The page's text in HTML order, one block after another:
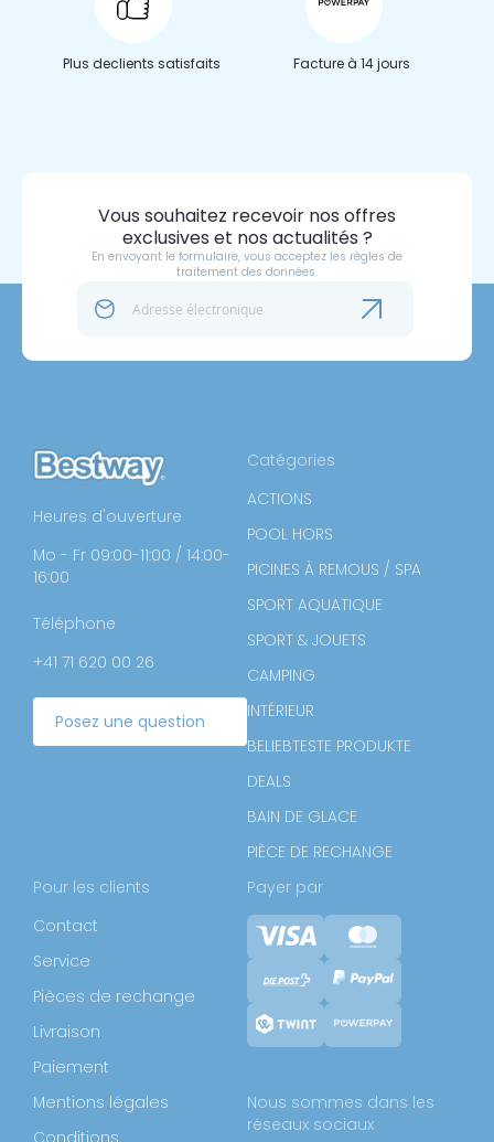
Plus declients satisfaits Facture à 14 jours
Vous souhaitez recevoir nos offres
exclusives et nos actualités ?
En envoyant le formulaire, vous acceptez les règles de
traitement des données.
Heures d'ouverture
Mo - Fr 09:00-11:00 / 14:00-
16:00
Téléphone
+41 71 620 00 26
Posez une question
Catégories
ACTIONS
POOL HORS
PICINES À REMOUS / SPA
SPORT AQUATIQUE
SPORT & JOUETS
CAMPING
INTÉRIEUR
BELIEBTESTE PRODUKTE
DEALS
BAIN DE GLACE
PIÈCE DE RECHANGE
Pour les clients
Contact
Service
Pièces de rechange
Livraison
Paiement
Mentions légales
Payer par
Nous sommes dans les
réseaux sociaux